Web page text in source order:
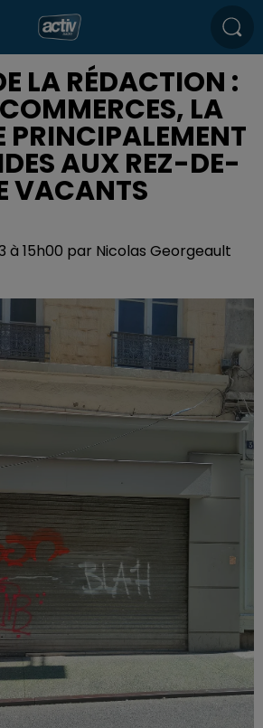
LA RÉDACTION :
LA
PRINCIPALEMENT
AUX REZ-DE-
VACANTS
à 15h00 par Nicolas Georgeault